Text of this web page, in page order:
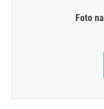
Foto